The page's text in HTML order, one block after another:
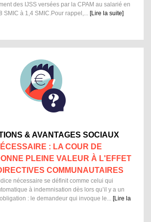
des IJSS versées par la CPAM au salarié en
SMIC à 1,4 SMIC.Pour rappel,... [Lire la suite]
& AVANTAGES SOCIAUX
: LA COUR DE
PLEINE VALEUR À L'EFFET
COMMUNAUTAIRES
nécessaire se définit comme celui qui
à indemnisation dès lors qu’il y a un
: le demandeur qui invoque le... [Lire la